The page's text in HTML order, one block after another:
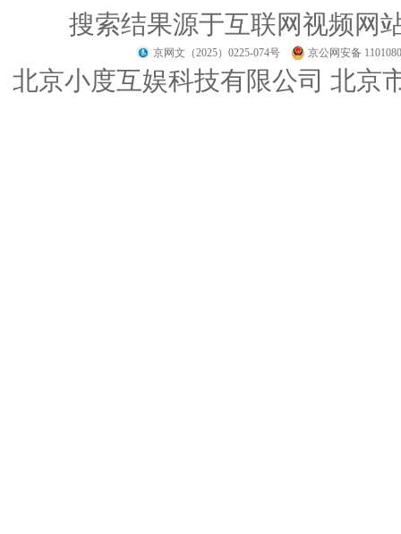
搜索结果源于互联网视频网
京网文（2025）0225-074号 京公网安备
北京小度互娱科技有限公司 北京